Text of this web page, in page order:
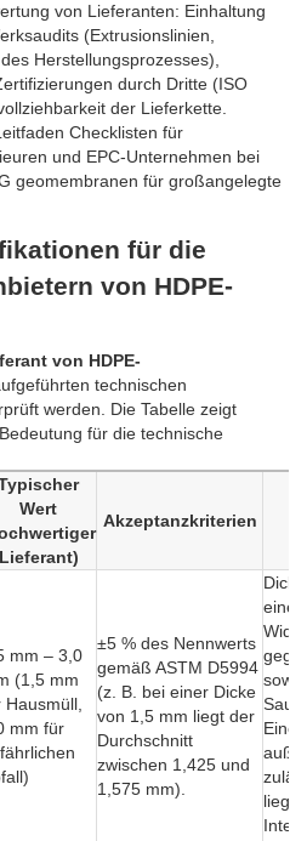
von Lieferanten: Einhaltung
(Extrusionslinien,
Herstellungsprozesses),
durch Dritte (ISO
der Lieferkette.
Checklisten für
und EPC-Unternehmen bei
geomembranen für großangelegte
für die
von HDPE-
von HDPE-
technischen
werden. Die Tabelle zeigt
für die technische
Wert
Lieferant)
Akzeptanzkriterien
mm – 3,0
(1,5 mm
Hausmüll,
mm für
±5 % des Nennwerts
gemäß ASTM D5994
(z. B. bei einer Dicke
von 1,5 mm liegt der
Durchschnitt
zwischen 1,425 und
1,575 mm).
eine
Eine
liegt,